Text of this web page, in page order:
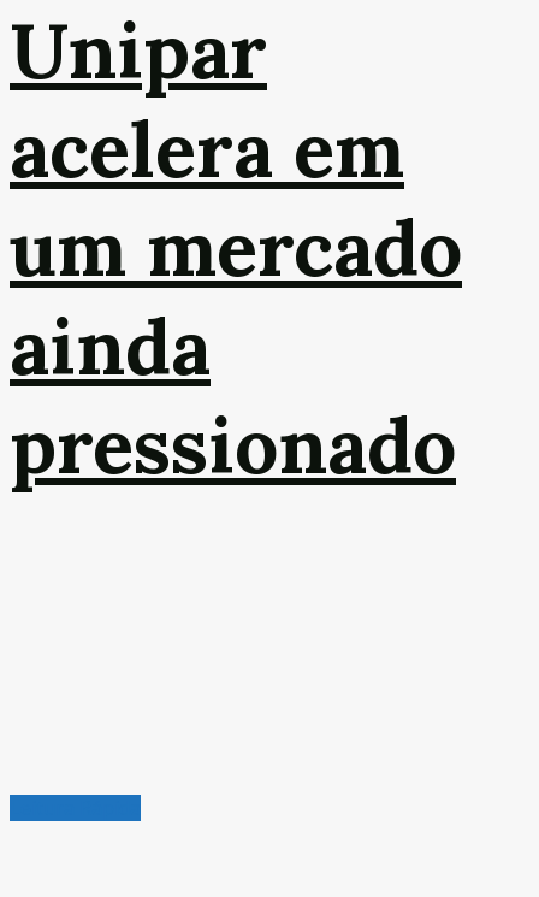
Unipar
acelera em
um mercado
ainda
pressionado